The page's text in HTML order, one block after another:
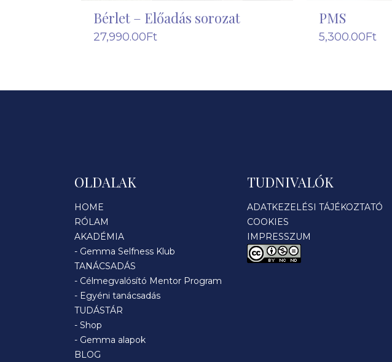
Bérlet – Előadás sorozat
27,990.00Ft
PMS
5,300.00Ft
OLDALAK
HOME
RÓLAM
AKADÉMIA
- Gemma Selfness Klub
TANÁCSADÁS
- Célmegvalósító Mentor Program
- Egyéni tanácsadás
TUDÁSTÁR
- Shop
- Gemma alapok
BLOG
TUDNIVALÓK
ADATKEZELÉSI TÁJÉKOZTATÓ
COOKIES
IMPRESSZUM